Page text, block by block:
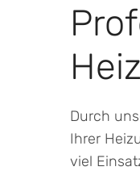
Durch
Ihrer
viel